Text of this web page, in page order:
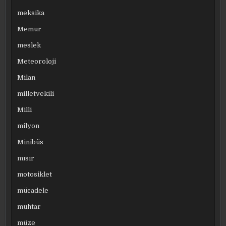
meksika
Memur
meslek
Meteoroloji
Milan
milletvekili
Milli
milyon
Minibüs
mısır
motosiklet
mücadele
muhtar
müze